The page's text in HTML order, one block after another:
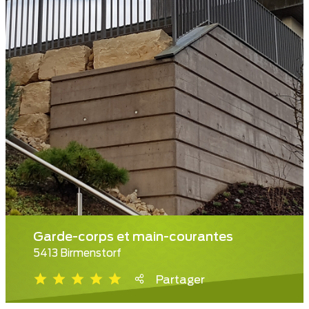
Garde-corps et main-courantes
5413 Birmenstorf
Partager